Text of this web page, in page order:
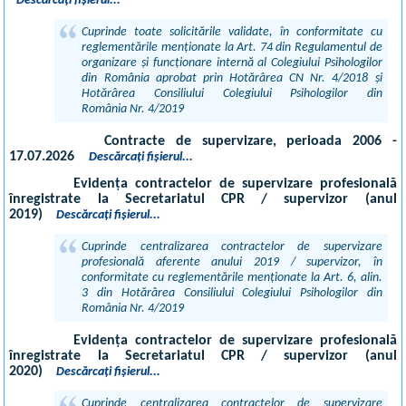
Cuprinde toate solicitările validate, în conformitate cu
reglementările menționate la Art. 74 din Regulamentul de
organizare și funcționare internă al Colegiului Psihologilor
din România aprobat prin Hotărârea CN Nr. 4/2018 și
Hotărârea Consiliului Colegiului Psihologilor din
România Nr. 4/2019
Contracte de supervizare, perioada 2006 -
17.07.2026
Descărcați fișierul...
Evidența contractelor de supervizare profesională
înregistrate la Secretariatul CPR / supervizor (anul
2019)
Descărcați fișierul...
Cuprinde centralizarea contractelor de supervizare
profesională aferente anului 2019 / supervizor, în
conformitate cu reglementările menționate la Art. 6, alin.
3 din Hotărârea Consiliului Colegiului Psihologilor din
România Nr. 4/2019
Evidența contractelor de supervizare profesională
înregistrate la Secretariatul CPR / supervizor (anul
2020)
Descărcați fișierul...